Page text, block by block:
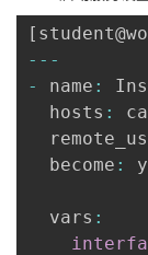
[
-- -
-
name :
  hosts
:
  become
:
  vars
: